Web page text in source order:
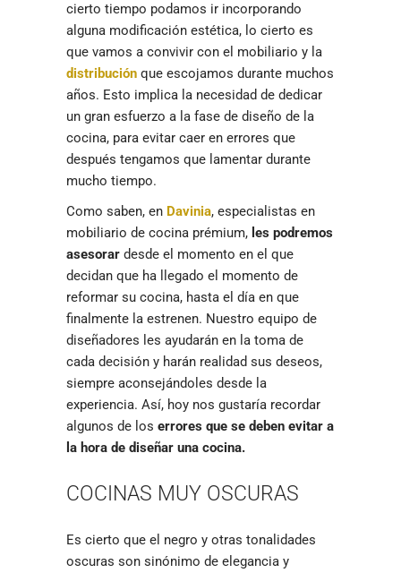
cierto tiempo podamos ir incorporando
alguna modificación estética, lo cierto es
que vamos a convivir con el mobiliario y la
distribución que escojamos durante muchos
años. Esto implica la necesidad de dedicar
un gran esfuerzo a la fase de diseño de la
cocina, para evitar caer en errores que
después tengamos que lamentar durante
mucho tiempo.
Como saben, en Davinia, especialistas en
mobiliario de cocina prémium, les podremos
asesorar desde el momento en el que
decidan que ha llegado el momento de
reformar su cocina, hasta el día en que
finalmente la estrenen. Nuestro equipo de
diseñadores les ayudarán en la toma de
cada decisión y harán realidad sus deseos,
siempre aconsejándoles desde la
experiencia. Así, hoy nos gustaría recordar
algunos de los errores que se deben evitar a
la hora de diseñar una cocina.
COCINAS MUY OSCURAS
Es cierto que el negro y otras tonalidades
oscuras son sinónimo de elegancia y